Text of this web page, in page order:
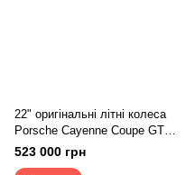
22" оригінальні літні колеса
Porsche Cayenne Coupe GT
9Y0
(9Y3601025AN/9Y3601025AP)
523 000 грн